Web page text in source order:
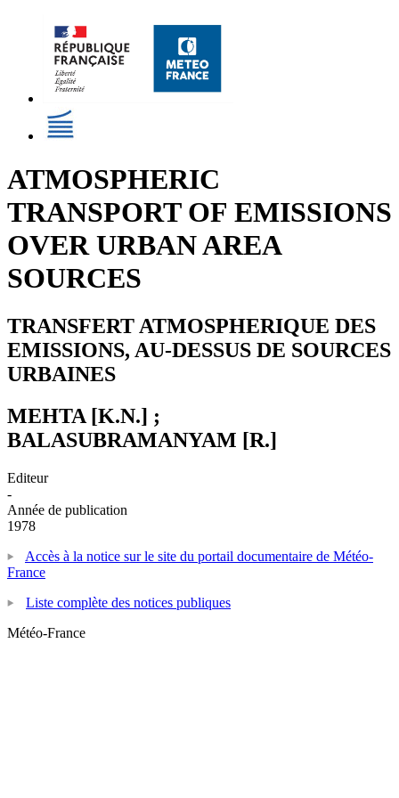
ATMOSPHERIC
TRANSPORT OF EMISSIONS
OVER URBAN AREA
SOURCES
TRANSFERT ATMOSPHERIQUE DES
EMISSIONS, AU-DESSUS DE SOURCES
URBAINES
MEHTA [K.N.] ;
BALASUBRAMANYAM [R.]
Editeur
-
Année de publication
1978
Accès à la notice sur le site du portail documentaire de Météo-
France
Liste complète des notices publiques
Météo-France